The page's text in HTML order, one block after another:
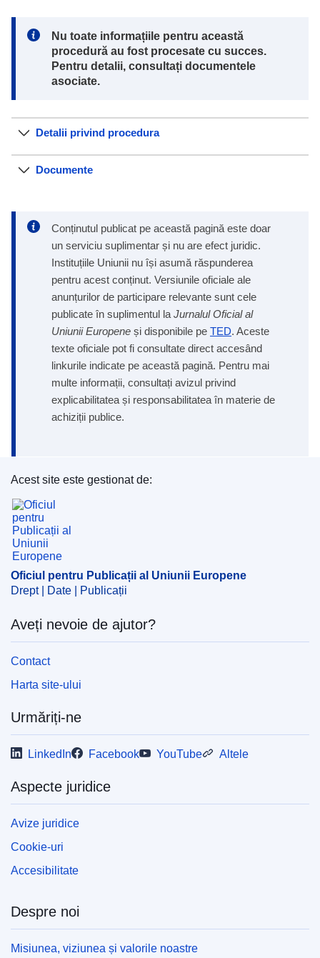
Note:
Nu toate informațiile pentru această
procedură au fost procesate cu succes.
Pentru detalii, consultați documentele
asociate.
Detalii privind procedura
Documente
Conținutul publicat pe această pagină este doar
un serviciu suplimentar și nu are efect juridic.
Instituțiile Uniunii nu își asumă răspunderea
pentru acest conținut. Versiunile oficiale ale
anunțurilor de participare relevante sunt cele
publicate în suplimentul la Jurnalul Oficial al
Uniunii Europene și disponibile pe TED. Aceste
texte oficiale pot fi consultate direct accesând
linkurile indicate pe această pagină. Pentru mai
multe informații, consultați avizul privind
explicabilitatea și responsabilitatea în materie de
achiziții publice.
Oficiul pentru Publicații al Uniunii Europene
Acest site este gestionat de:
Oficiul pentru Publicații al Uniunii Europene
Drept | Date | Publicații
Aveți nevoie de ajutor?
Contact
Harta site-ului
Urmăriți-ne
LinkedIn Facebook YouTube Altele
Aspecte juridice
Avize juridice
Cookie-uri
Accesibilitate
Despre noi
Misiunea, viziunea și valorile noastre